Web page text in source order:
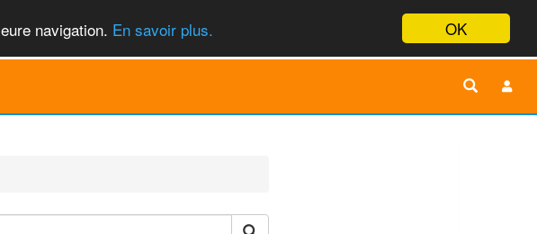
OK
navigation. En savoir plus.